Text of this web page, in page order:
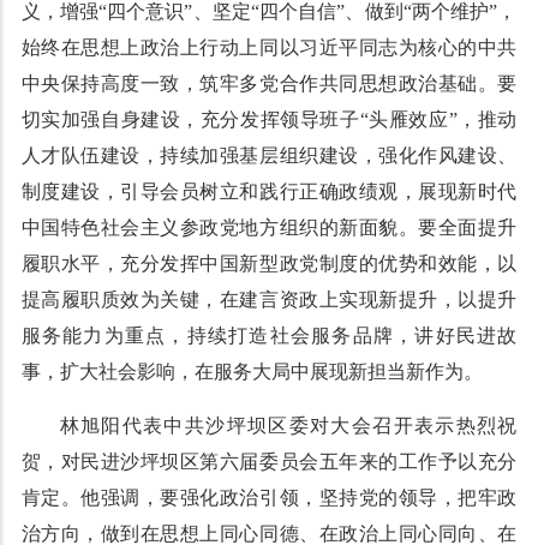
义，增强“四个意识”、坚定“四个自信”、做到“两个维护”，
始终在思想上政治上行动上同以习近平同志为核心的中共
中央保持高度一致，筑牢多党合作共同思想政治基础。要
切实加强自身建设，充分发挥领导班子“头雁效应”，推动
人才队伍建设，持续加强基层组织建设，强化作风建设、
制度建设，引导会员树立和践行正确政绩观，展现新时代
中国特色社会主义参政党地方组织的新面貌。要全面提升
履职水平，充分发挥中国新型政党制度的优势和效能，以
提高履职质效为关键，在建言资政上实现新提升，以提升
服务能力为重点，持续打造社会服务品牌，讲好民进故
事，扩大社会影响，在服务大局中展现新担当新作为。
林旭阳代表中共沙坪坝区委对大会召开表示热烈祝
贺，对民进沙坪坝区第六届委员会五年来的工作予以充分
肯定。他强调，要强化政治引领，坚持党的领导，把牢政
治方向，做到在思想上同心同德、在政治上同心同向、在